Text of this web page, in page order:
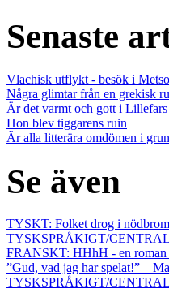
Senaste
Vlachisk utflykt - besök i
Några glimtar från en grekisk
Är det varmt och gott i
Hon blev tiggarens ruin
Är alla litterära omdömen i
Se även
TYSKT: Folket drog i
TYSKSPRÅKIGT/
FRANSKT: HHhH - en roman
”Gud, vad jag har spelat!” –
TYSKSPRÅKIGT/